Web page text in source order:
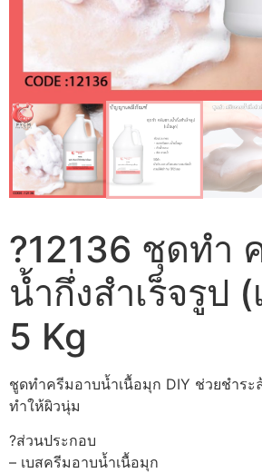
?12136 ชุดทำ
น้ำกึ่งสำเร็จรูป
5 Kg
ชูดทำครีมอาบน้ำเนื้อมุก DIY ช่วยชำระ
ทำให้ผิวนุ่ม
?ส่วนประกอบ
– เบสครีมอาบน้ำเนื้อมุก